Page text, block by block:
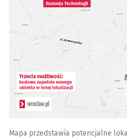
Mapa przedstawia potencjalne